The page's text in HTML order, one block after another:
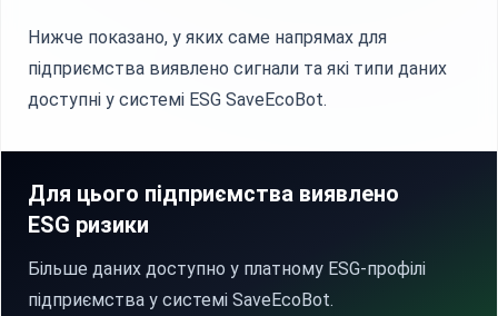
Нижче показано, у яких саме напрямах для
підприємства виявлено сигнали та які типи даних
доступні у системі ESG SaveEcoBot.
Для цього підприємства виявлено
ESG ризики
Більше даних доступно у платному ESG-профілі
підприємства у системі SaveEcoBot.